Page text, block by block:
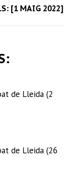
[1 MAIG 2022]
de Lleida (2
de Lleida (26